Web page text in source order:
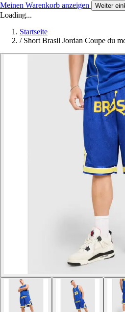
Meinen Warenkorb anzeigen Weiter
Loading...
Startseite
/ Short Brasil Jordan Coupe du